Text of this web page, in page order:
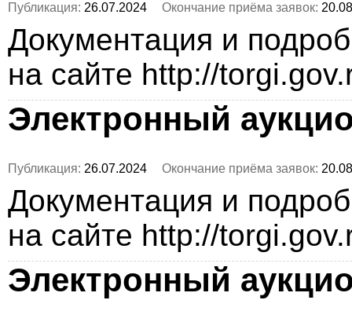
Публикация: 26.07.2024 Окончание приёма заявок:
Документация и
на сайте http://
Электронный
Публикация: 26.07.2024 Окончание приёма заявок:
Документация и
на сайте http://
Электронный